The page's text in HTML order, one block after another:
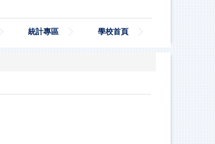
統計專區 學校首頁